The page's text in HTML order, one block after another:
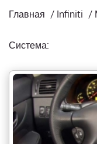
Главная / Infiniti /
Система: